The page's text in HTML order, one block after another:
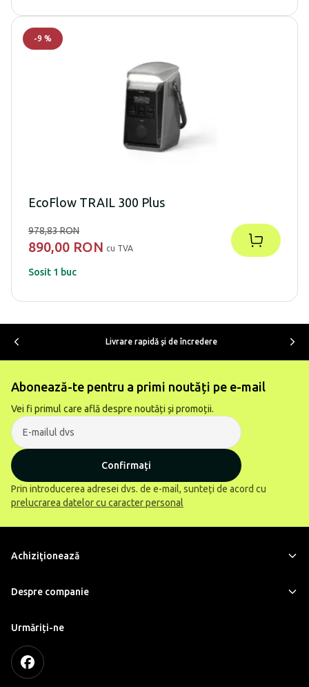
-9 %
EcoFlow TRAIL 300 Plus
978,83 RON
890,00 RON cu TVA
Sosit 1 buc
Livrare rapidă şi de încredere
Abonează-te pentru a primi noutăți pe e-mail
Vei fi primul care află despre noutăți și promoții.
Confirmați
Prin introducerea adresei dvs. de e-mail, sunteți de acord cu
prelucrarea datelor cu caracter personal
Achiziţionează
Despre companie
Urmăriți-ne